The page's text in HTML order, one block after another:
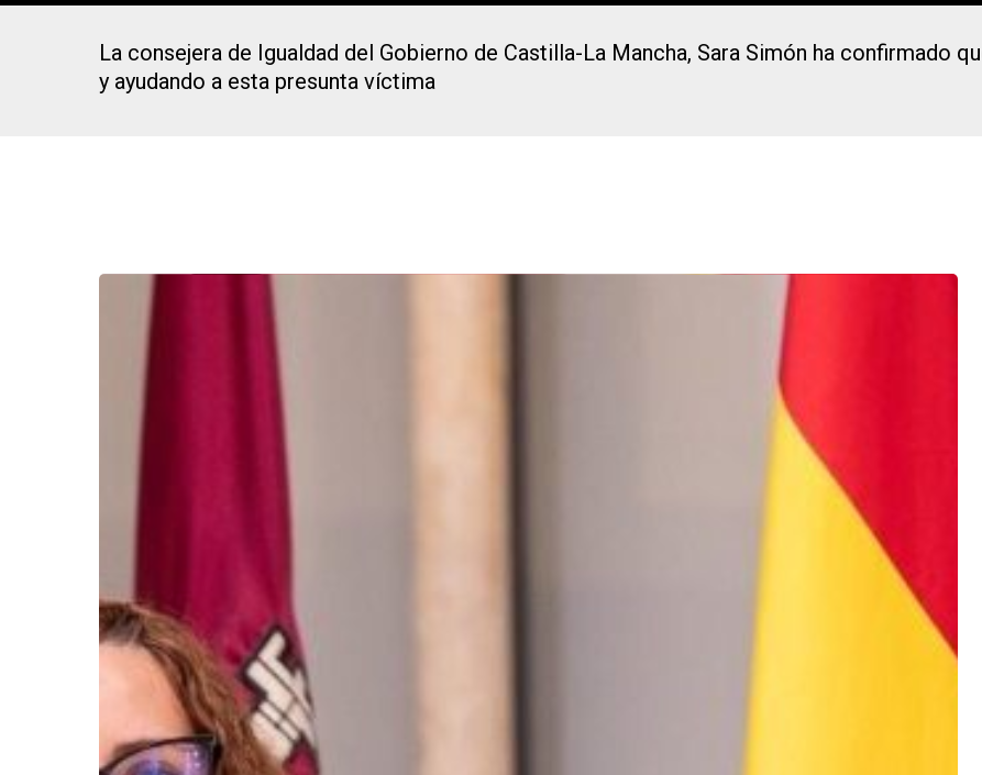
La consejera de Igualdad del Gobierno de Castilla-La Mancha, Sara Simón ha confirmado
y ayudando a esta presunta víctima